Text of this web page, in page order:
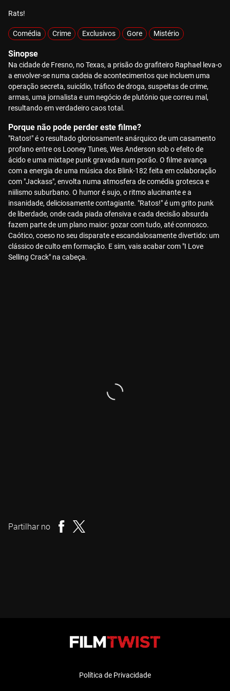
Rats!
Comédia Crime Exclusivos Gore Mistério
Sinopse
Na cidade de Fresno, no Texas, a prisão do grafiteiro Raphael leva-o
a envolver-se numa cadeia de acontecimentos que incluem uma
operação secreta, suicídio, tráfico de droga, suspeitas de crime,
armas, uma jornalista e um negócio de plutónio que correu mal,
resultando em verdadeiro caos total.
Porque não pode perder este filme?
"Ratos!" é o resultado gloriosamente anárquico de um casamento
profano entre os Looney Tunes, Wes Anderson sob o efeito de
ácido e uma mixtape punk gravada num porão. O filme avança
com a energia de uma música dos Blink-182 feita em colaboração
com "Jackass", envolta numa atmosfera de comédia grotesca e
niilismo suburbano. O humor é sujo, o ritmo alucinante e a
insanidade, deliciosamente contagiante. "Ratos!" é um grito punk
de liberdade, onde cada piada ofensiva e cada decisão absurda
fazem parte de um plano maior: gozar com tudo, até connosco.
Caótico, coeso no seu disparate e escandalosamente divertido: um
clássico de culto em formação. E sim, vais acabar com "I Love
Selling Crack" na cabeça.
Partilhar no
Política de Privacidade